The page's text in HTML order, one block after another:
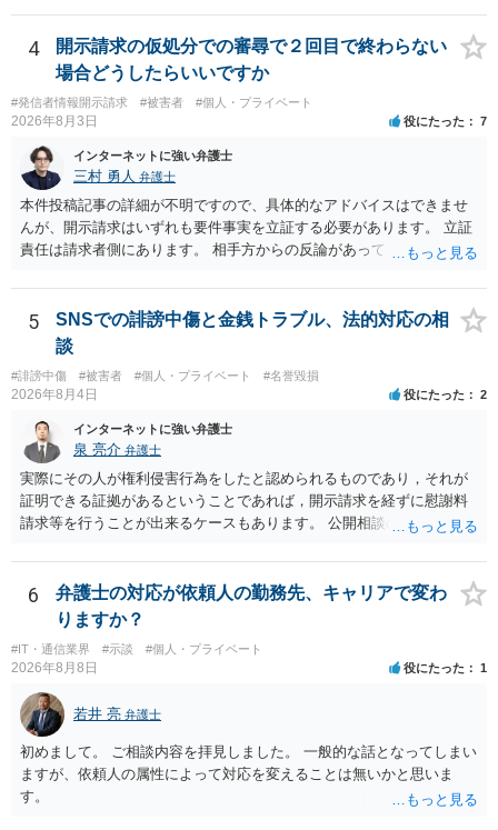
推測できる」という点は、裁判で争われた場合に「専ら顧客吸引力の
利用を目的とする」と判断される余地を残すため、一定の注意が必要
です。 また、広告収益の有無は、侵害判断に一定の影響を与える可能
性がありますが、決定的要因ではありません。 パブリシティ権侵害の
成否は、主に「専ら顧客吸引力の利用を目的とするか」という点で判
断されます。広告収益があることは「商業的目的」を強く示す要素で
すが、それだけで直ちに侵害となるわけではありません。完全無償・
非営利であれば「表現の自由」「創作物」としての側面が強く評価さ
れる可能性があります。一方、広告収益がある場合は「商業利用」と
しての色彩が強まり、リスクが高まる可能性があります。 公開前に変
更・確認しておく事項については、公開の場でアドバイスするにも限
界があるかと思うので、資料等を持参の上、弁護士に相談されること
も一つかと存じます。
4
開示請求の仮処分での審尋で２回目で終わらない
場合どうしたらいいですか
#発信者情報開示請求 #被害者 #個人・プライベート
2026年8月3日 役にたった 7
インターネットに強い弁護士
三村 勇人 弁護士
本件投稿記事の詳細が不明ですので、具体的なアドバイスはできませ
んが、開示請求はいずれも要件事実を立証する必要があります。 立証
責任は請求者側にあります。 相手方からの反論があっても、裁判官が
方が口頭で反論したのは、仮処分は迅速性が要求されるためです。 書
面での反論となれば、より遅延する可能性がございます。 また、本件
はXのため、APのIPアドレスの保存期間の問題もございます。 開示請
求は法律知識が不可欠ですが、それだけでは足りず、実務を踏まえた
方法を選択することが重要です。
5
SNSでの誹謗中傷と金銭トラブル、法的対応の相
談
#誹謗中傷 #被害者 #個人・プライベート #名誉毀損
2026年8月4日 役にたった 2
インターネットに強い弁護士
泉 亮介 弁護士
実際にその人が権利侵害行為をしたと認められるものであり，それが
証明できる証拠があるということであれば，開示請求を経ずに慰謝料
請求等を行うことが出来るケースもあります。 公開相談の場では回答
に個別に相談されると良いでしょう。
6
弁護士の対応が依頼人の勤務先、キャリアで変わ
りますか？
#IT・通信業界 #示談 #個人・プライベート
2026年8月8日 役にたった 1
若井 亮 弁護士
初めまして。 ご相談内容を拝見しました。 一般的な話となってしまい
ますが、依頼人の属性によって対応を変えることは無いかと思いま
す。